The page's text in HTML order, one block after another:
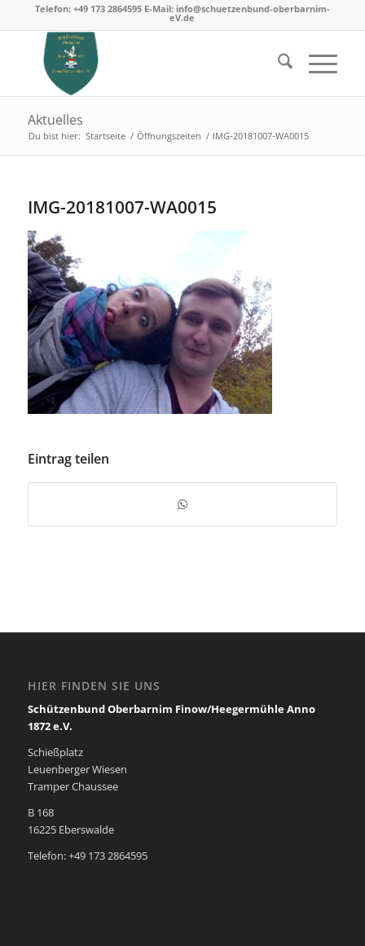
Telefon: +49 173 2864595 E-Mail: info@schuetzenbund-oberbarnim-
eV.de
Aktuelles
Du bist hier: Startseite / Öffnungszeiten / IMG-20181007-WA0015
IMG-20181007-WA0015
Eintrag teilen
HIER FINDEN SIE UNS
Schützenbund Oberbarnim Finow/Heegermühle Anno
1872 e.V.
Schießplatz
Leuenberger Wiesen
Tramper Chaussee
B 168
16225 Eberswalde
Telefon: +49 173 2864595